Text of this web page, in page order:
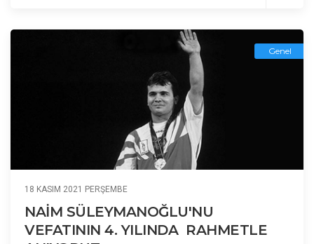
Genel
18 KASIM 2021 PERŞEMBE
NAİM SÜLEYMANOĞLU'NU
VEFATININ 4. YILINDA RAHMETLE